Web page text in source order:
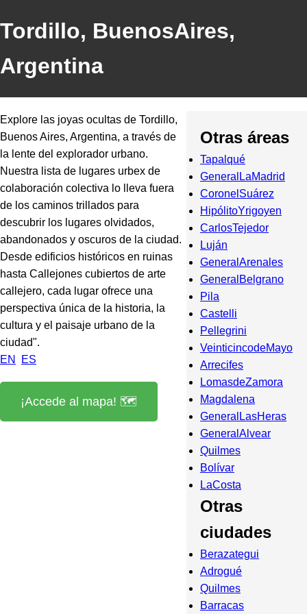
Tordillo, BuenosAires,
Argentina
Explore las joyas ocultas de Tordillo,
Buenos Aires, Argentina, a través de
la lente del explorador urbano.
Nuestra lista de lugares urbex de
colaboración colectiva lo lleva fuera
de los caminos trillados para
descubrir los lugares olvidados,
abandonados y oscuros de la ciudad.
Desde edificios históricos en ruinas
hasta Callejones cubiertos de arte
callejero, cada lugar ofrece una
perspectiva única de la historia, la
cultura y el paisaje urbano de la
ciudad".
EN
ES
¡Accede al mapa! 🗺️
Otras áreas
Tapalqué
GeneralLaMadrid
CoronelSuárez
HipólitoYrigoyen
CarlosTejedor
Luján
GeneralArenales
GeneralBelgrano
Pila
Castelli
Pellegrini
VeinticincodeMayo
Arrecifes
LomasdeZamora
Magdalena
GeneralLasHeras
GeneralAlvear
Quilmes
Bolívar
LaCosta
Otras
ciudades
Berazategui
Adrogué
Quilmes
Barracas